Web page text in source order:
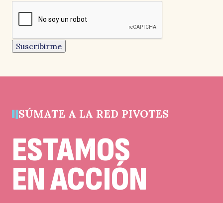
campo
un
campo
de
debe
reCAPTCHA
Suscribirme
SÚMATE A LA RED PIVOTES
ESTAMOS
EN ACCIÓN